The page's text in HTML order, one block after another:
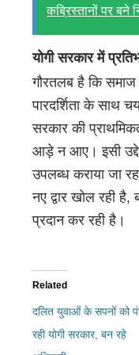
कब्रिस्तानों पर बने
योगी सरकार में
गौरतलब है कि समाज
पारदर्शिता के साथ
सरकार की
आड़े न आए। इसी
उपलब्ध कराया जा
नए द्वार खोल रही
प्रदान कर रही है।
Related
दलित युवाओं के सपनों को
रही योगी सरकार, बन रहे